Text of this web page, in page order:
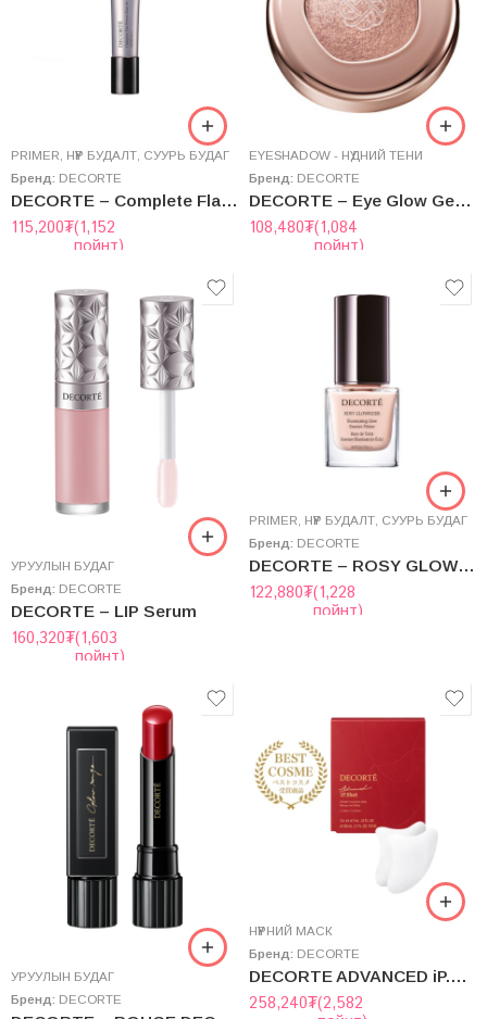
PRIMER НҮҮР БУДАЛТ СУУРЬ БУДАГ
Бренд: DECORTE
DECORTE – Complete Flat Primer
115,200₮(1,152
пойнт)
EYESHADOW - НҮДНИЙ ТЕНИ
Бренд: DECORTE
DECORTE – Eye Glow Gem Skin Shadow
108,480₮(1,084
пойнт)
УРУУЛЫН БУДАГ
Бренд: DECORTE
DECORTE – LIP Serum
160,320₮(1,603
пойнт)
PRIMER НҮҮР БУДАЛТ СУУРЬ БУДАГ
Бренд: DECORTE
DECORTE – ROSY GLOWRIZER
122,880₮(1,228
пойнт)
УРУУЛЫН БУДАГ
Бренд: DECORTE
НҮҮРНИЙ МАСК
Бренд: DECORTE
DECORTE ADVANCED iP.Shot MASK 2x12pcs
258,240₮(2,582